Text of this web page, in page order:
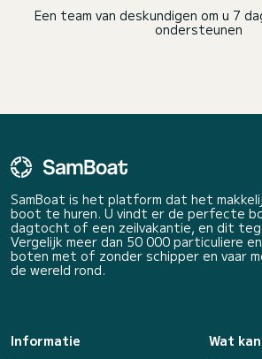
Een team van deskundigen om u 7
ondersteunen
SamBoat is het platform dat het
boot te huren. U vindt er de perfecte
dagtocht of een zeilvakantie, en dit
Vergelijk meer dan 50 000 particuliere
boten met of zonder schipper en vaar
de wereld rond.
Informatie
Wat